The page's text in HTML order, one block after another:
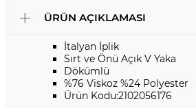
ÜRÜN AÇIKLAMASI
İtalyan İplik
Sırt ve Önü Açık V Yaka
Dökümlü
%76 Viskoz %24 Polyester
Ürün Kodu:2102056176